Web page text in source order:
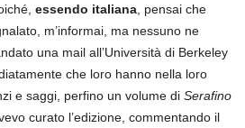
essendo italiana , pensai che
m’informai, ma nessuno ne
una mail all’Università di Berkeley
che loro hanno nella loro
e saggi, perfino un volume di Serafino
curato l’edizione, commentando il